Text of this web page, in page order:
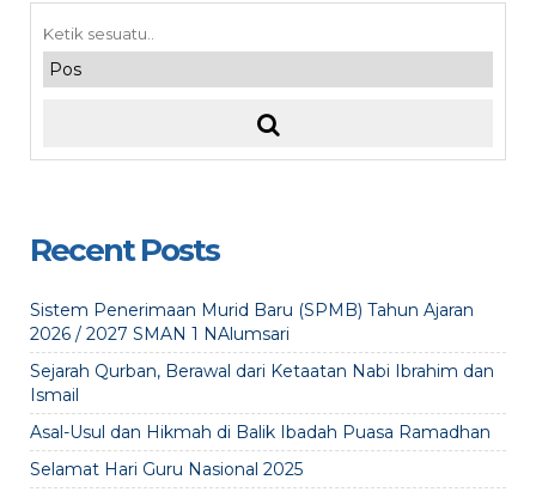
Recent Posts
Sistem Penerimaan Murid Baru (SPMB) Tahun Ajaran
2026 / 2027 SMAN 1 NAlumsari
Sejarah Qurban, Berawal dari Ketaatan Nabi Ibrahim dan
Ismail
Asal-Usul dan Hikmah di Balik Ibadah Puasa Ramadhan
Selamat Hari Guru Nasional 2025